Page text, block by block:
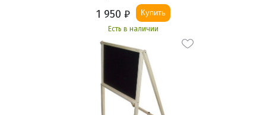
1 950 ₽ Купить
Есть в наличии